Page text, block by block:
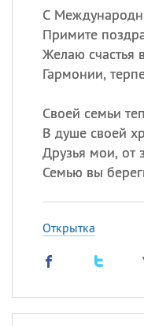
С
Примите
Желаю счастья
Гармонии,
Своей семьи
В душе своей
Друзья мои, от
Семью вы
Открытка